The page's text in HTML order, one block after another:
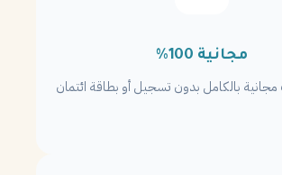
مجانية 100%
بالكامل بدون تسجيل أو بطاقة ائتمان